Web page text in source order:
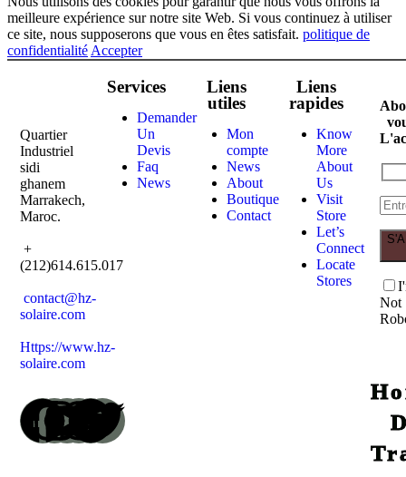
meilleure expérience sur notre site Web. Si vous continuez à utiliser
ce site, nous supposerons que vous en êtes satisfait. politique de
confidentialité Accepter
Quartier
Industriel
sidi
ghanem
Marrakech,
Maroc.
+
(212)614.615.017
contact@hz-
solaire.com
Https://www.hz-
solaire.com
Services
Demander
Un
Devis
Faq
News
Liens
utiles
Mon
compte
News
About
Boutique
Contact
Liens
rapides
Know
More
About
Us
Visit
Store
Let’s
Connect
Locate
Stores
Not